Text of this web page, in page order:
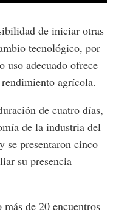
de iniciar otras
tecnológico, por
uso adecuado ofrece
agrícola.
de cuatro días,
de la industria del
se presentaron cinco
su presencia
de 20 encuentros